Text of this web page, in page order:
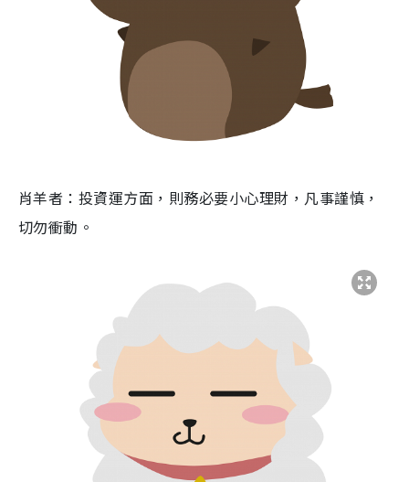
肖羊者：投資運方面，則務必要小心理財，凡事謹慎，
切勿衝動。